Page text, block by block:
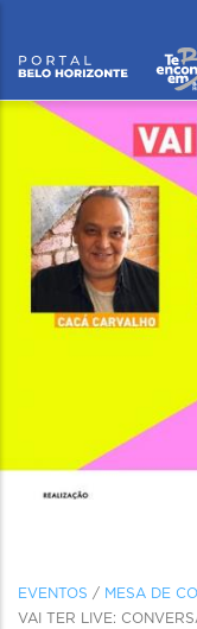
EVENTOS / MESA DE
VAI TER LIVE: